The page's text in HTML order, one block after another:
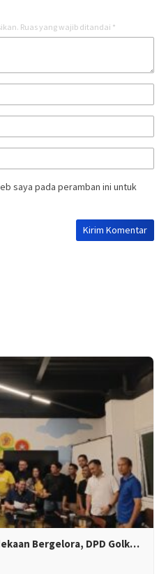
Ruas yang wajib ditandai *
saya pada peramban ini untuk
Bergelora, DPD Golk…